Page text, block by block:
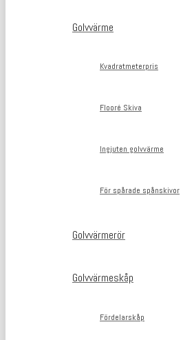
Golvvärme
Kvadratmeterpris
Flooré Skiva
Ingjuten golvvärme
För spårade spånskivor
Golvvärmerör
Golvvärmeskåp
Fördelarskåp